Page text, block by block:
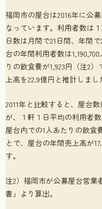
福岡市の屋台は2016年に公
なっています。利用者数は
日数は月間で21日間、年間
台の年間利用者数は
りの飲食費が1,923円（注2
上高を22.9億円と推計しまし
2011年と比較すると、屋台
が、１軒１日平均の利用者
屋台内での1人あたりの飲食
とで、屋台の年間売上高が
す。
注2）福岡市が公募屋台営
書」より算出。